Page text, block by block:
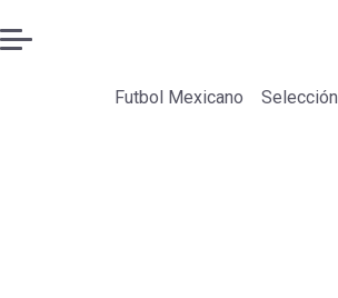
Futbol Mexicano Selección